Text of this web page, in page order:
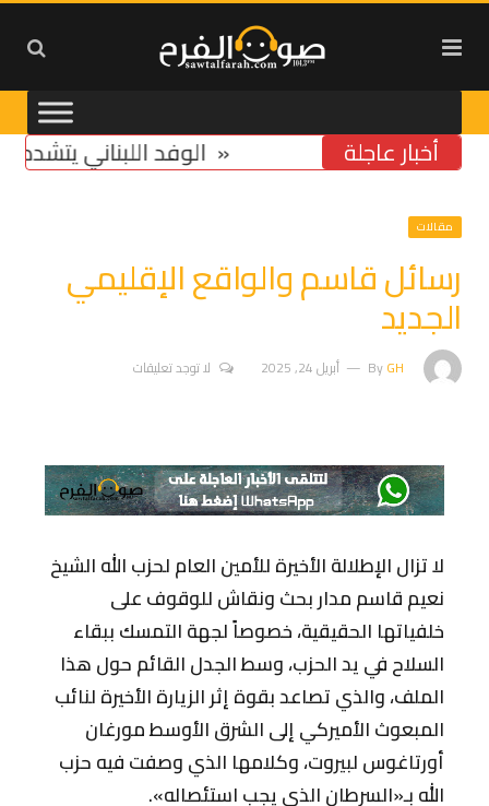
أخبار عاجلة الوفد اللبناني يتشدد
مقالات
رسائل قاسم والواقع الإقليمي
الجديد
ByGH أبريل 24, 2025 لا توجد تعليقات
لا تزال الإطلالة الأخيرة للأمين العام لحزب الله الشيخ
نعيم قاسم مدار بحث ونقاش للوقوف على
خلفياتها الحقيقية، خصوصاً لجهة التمسك ببقاء
السلاح في يد الحزب، وسط الجدل القائم حول هذا
الملف، والذي تصاعد بقوة إثر الزيارة الأخيرة لنائب
المبعوث الأميركي إلى الشرق الأوسط مورغان
أورتاغوس لبيروت، وكلامها الذي وصفت فيه حزب
الله بـ«السرطان الذي يجب استئصاله».